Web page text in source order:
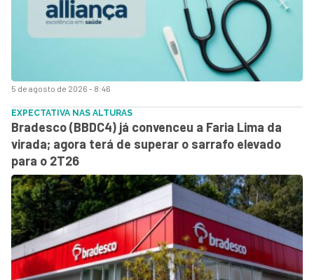
5 de agosto de 2026 - 8:46
EXPECTATIVA NAS ALTURAS
Bradesco (BBDC4) já convenceu a Faria Lima da
virada; agora terá de superar o sarrafo elevado
para o 2T26